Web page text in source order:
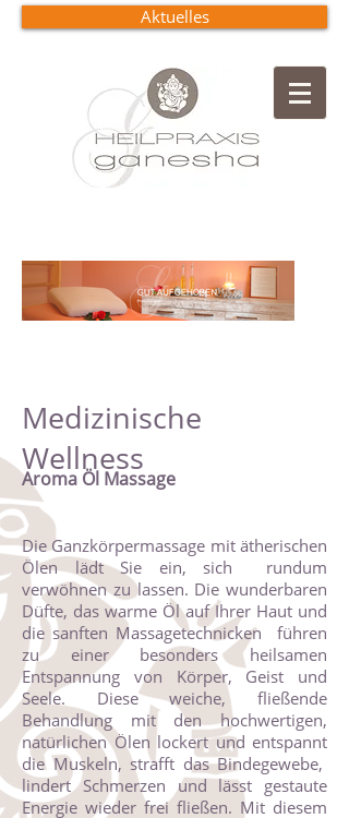
Aktuelles
Medizinische
Wellness
Aroma Öl Massage
Die Ganzkörpermassage mit ätherischen
Ölen lädt Sie ein, sich rundum
verwöhnen zu lassen. Die wunderbaren
Düfte, das warme Öl auf Ihrer Haut und
die sanften Massagetechnicken führen
zu einer besonders heilsamen
Entspannung von Körper, Geist und
Seele. Diese weiche, fließende
Behandlung mit den hochwertigen,
natürlichen Ölen lockert und entspannt
die Muskeln, strafft das Bindegewebe,
lindert Schmerzen und lässt gestaute
Energie wieder frei fließen. Mit diesem